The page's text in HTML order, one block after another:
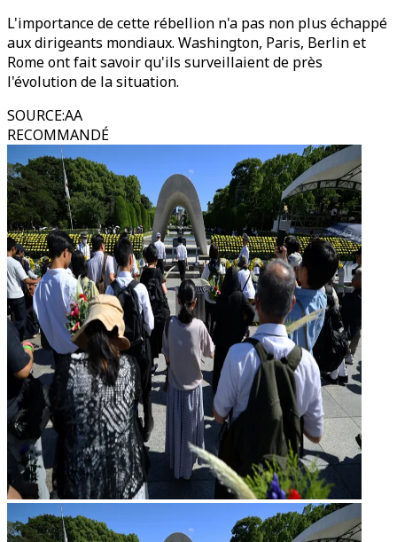
L'importance de cette rébellion n'a pas non plus échappé
aux dirigeants mondiaux. Washington, Paris, Berlin et
Rome ont fait savoir qu'ils surveillaient de près
l'évolution de la situation.
SOURCE:AA
RECOMMANDÉ